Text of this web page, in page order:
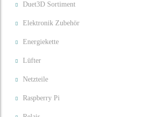
Duet3D Sortiment
Elektronik Zubehör
Energiekette
Lüfter
Netzteile
Raspberry Pi